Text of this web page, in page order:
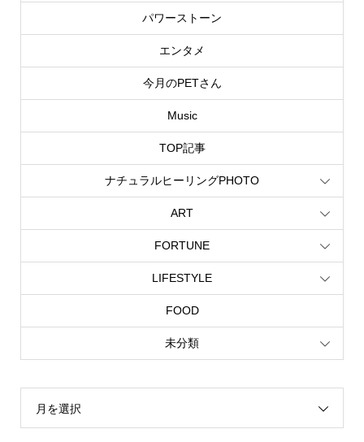
パワーストーン
エンタメ
今月のPETさん
Music
TOP記事
ナチュラルヒーリングPHOTO
ART
FORTUNE
LIFESTYLE
FOOD
未分類
月を選択